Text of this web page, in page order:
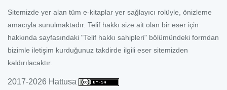
Sitemizde yer alan tüm e-kitaplar yer sağlayıcı rolüyle, önizleme
amacıyla sunulmaktadır. Telif hakkı size ait olan bir eser için
hakkında sayfasındaki "Telif hakkı sahipleri" bölümündeki formdan
bizimle iletişim kurduğunuz takdirde ilgili eser sitemizden
kaldırılacaktır.
2017-2026 Hattusa